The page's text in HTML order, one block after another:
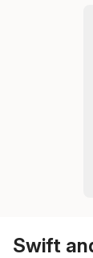
Swift